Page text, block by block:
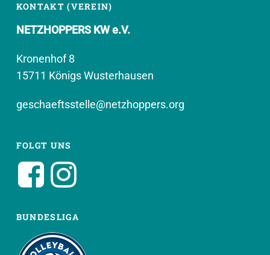
KONTAKT (VEREIN)
NETZHOPPERS KW e.V.
Kronenhof 8
15711 Königs Wusterhausen
geschaeftsstelle@netzhoppers.org
FOLGT UNS
BUNDESLIGA